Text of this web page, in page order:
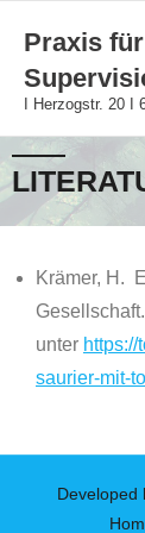
content
Praxis
I Herzogstr. 20 I
Krämer, H.
unter
saurier-mit-
Developed